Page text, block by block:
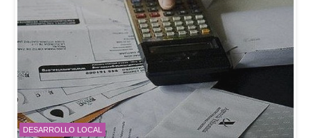
DESARROLLO LOCAL